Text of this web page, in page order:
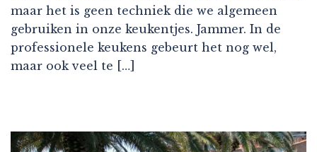
maar het is geen techniek die we algemeen
gebruiken in onze keukentjes. Jammer. In de
professionele keukens gebeurt het nog wel,
maar ook veel te […]